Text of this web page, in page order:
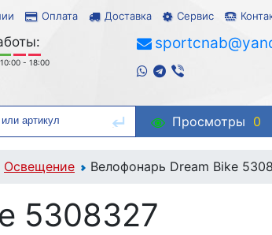
Оплата Доставка Сервис
10:00 - 18:00
Просмотры 0
Освещение Велофонарь Dream Bike
5308327